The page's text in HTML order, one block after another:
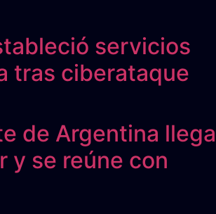
servicios
tras ciberataque
de Argentina llega
y se reúne con